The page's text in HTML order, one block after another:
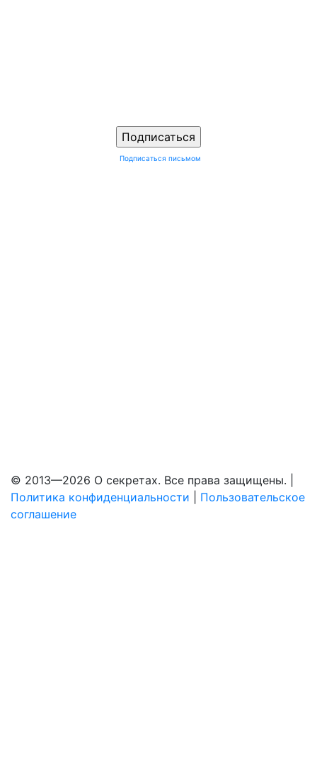
Подписаться письмом
© 2013—2026 О секретах. Все права защищены. |
Политика конфиденциальности
Пользовательское
соглашение